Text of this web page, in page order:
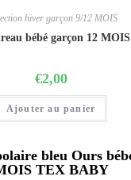
hiver garçon 9/12 MOIS
bébé garçon 12
€2,00
Ajouter au panier